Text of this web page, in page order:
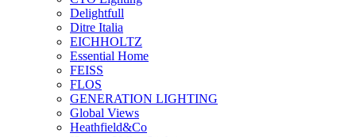
Delightfull
Ditre Italia
EICHHOLTZ
Essential Home
FEISS
FLOS
GENERATION LIGHTING
Global Views
Heathfield&Co